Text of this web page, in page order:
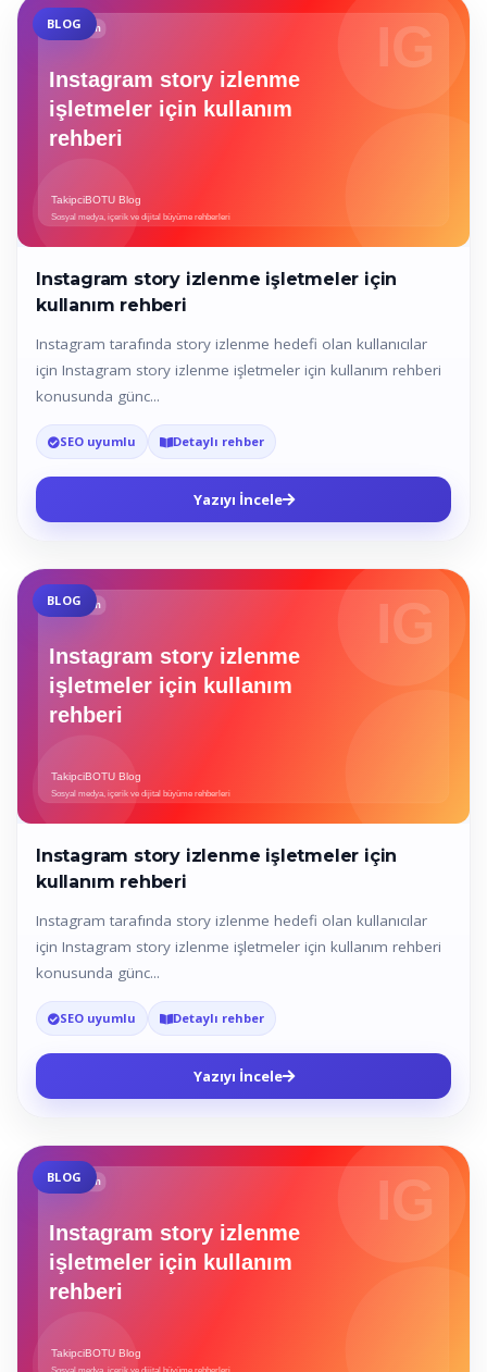
BLOG
Instagram story izlenme işletmeler için
kullanım rehberi
Instagram tarafında story izlenme hedefi olan kullanıcılar
için Instagram story izlenme işletmeler için kullanım rehberi
konusunda günc...
SEO uyumlu Detaylı rehber
Yazıyı İncele
BLOG
Instagram story izlenme işletmeler için
kullanım rehberi
Instagram tarafında story izlenme hedefi olan kullanıcılar
için Instagram story izlenme işletmeler için kullanım rehberi
konusunda günc...
SEO uyumlu Detaylı rehber
Yazıyı İncele
BLOG